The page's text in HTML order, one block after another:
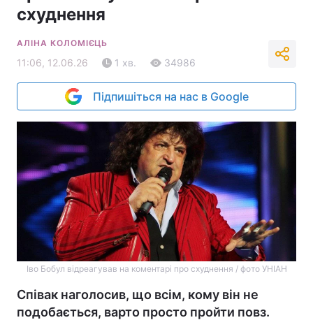
схуднення
АЛІНА КОЛОМІЄЦЬ
11:06, 12.06.26 1 хв. 34986
Підпишіться на нас в Google
Іво Бобул відреагував на коментарі про схуднення / фото УНІАН
Співак наголосив, що всім, кому він не
подобається, варто просто пройти повз.